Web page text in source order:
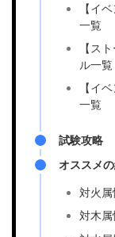
【イ
一覧
【ス
ル一覧
【イ
一覧
試験攻略
オススメ
対火
対木